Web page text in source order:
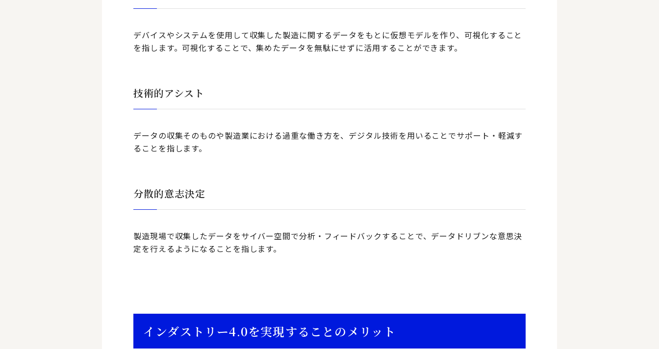
デバイスやシステムを使用して収集した製造に関するデータをもとに仮想モデルを作り、可視化すること
を指します。可視化することで、集めたデータを無駄にせずに活用することができます。
技術的アシスト
データの収集そのものや製造業における過重な働き方を、デジタル技術を用いることでサポート・軽減す
ることを指します。
分散的意志決定
製造現場で収集したデータをサイバー空間で分析・フィードバックすることで、データドリブンな意思決
定を行えるようになることを指します。
インダストリー4.0を実現することのメリット